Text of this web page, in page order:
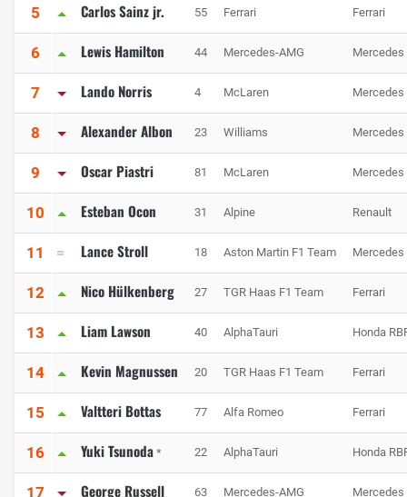
5 Carlos Sainz jr. 55 Ferrari Ferrari
6 Lewis Hamilton 44 Mercedes-AMG Mercedes
7 Lando Norris 4 McLaren Mercedes
8 Alexander Albon 23 Williams Mercedes
9 Oscar Piastri 81 McLaren Mercedes
10 Esteban Ocon 31 Alpine Renault
11 Lance Stroll 18 Aston Martin F1 Team Mercedes
12 Nico Hülkenberg 27 TGR Haas F1 Team Ferrari
13 Liam Lawson 40 AlphaTauri Honda
14 Kevin Magnussen 20 TGR Haas F1 Team Ferrari
15 Valtteri Bottas 77 Alfa Romeo Ferrari
16 Yuki Tsunoda * 22 AlphaTauri Honda
17 George Russell 63 Mercedes-AMG Mercedes